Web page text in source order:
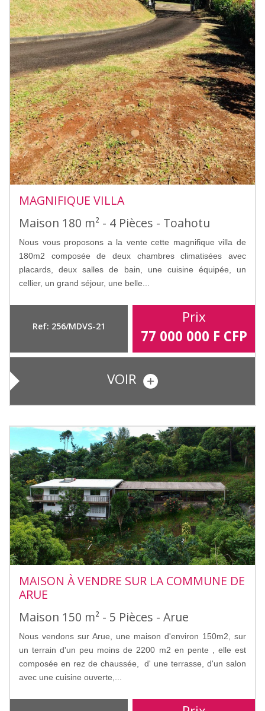
MAGNIFIQUE VILLA
Maison 180 m² - 4 Pièces - Toahotu
Nous vous proposons a la vente cette magnifique villa de
180m2 composée de deux chambres climatisées avec
placards, deux salles de bain, une cuisine équipée, un
cellier, un grand séjour, une belle...
Ref: 256/MDVS-21
Prix
77 000 000 F CFP
VOIR
MAISON À VENDRE SUR LA COMMUNE DE
ARUE
Maison 150 m² - 5 Pièces - Arue
Nous vendons sur Arue, une maison d'environ 150m2, sur
un terrain d'un peu moins de 2200 m2 en pente , elle est
composée en rez de chaussée, d' une terrasse, d'un salon
avec une cuisine ouverte,...